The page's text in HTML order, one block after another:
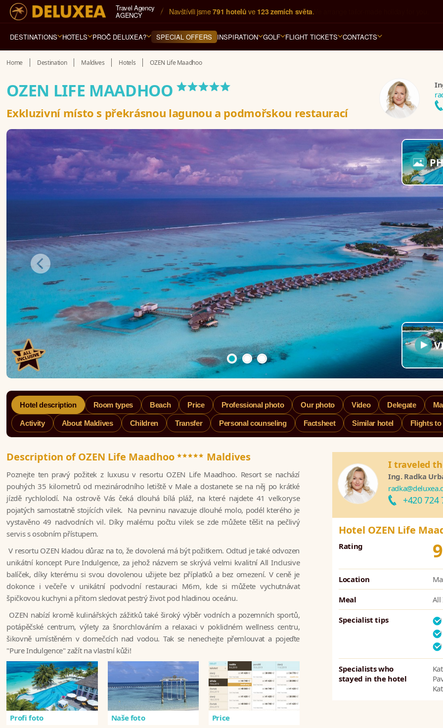
Travel Agency
AGENCY Navštívili jsme 791 hotelů ve 123 zemích světa.
DESTINATIONS HOTELS PROČ DELUXEA? SPECIAL OFFERS INSPIRATION GOLF FLIGHT TICKETS CONTACTS
Home Destination Maldives Hotels OZEN Life Maadhoo
OZEN LIFE MAADHOO*****
Exkluzivní místo s překrásnou lagunou a podmořskou restaurací
Hotel description Room types Beach Price Professional photo Our photo Video Delegate
Activity About Maldives Children Transfer Personal counseling Factsheet Similar hotel Flights to
I traveled
Ing. Radka
+420 724
Hotel OZEN Life
Rating
Location
Meal
Specialist tips
Specialists who
stayed in the hotel
Description of OZEN Life Maadhoo***** Maldives
Poznejte ten pravý požitek z luxusu v resortu OZEN Life Maadhoo. Resort se nachází
pouhých 35 kilometrů od mezinárodního letiště v Male a dostanete se na něj po krátké
jízdě rychlolodí. Na ostrově Vás čeká dlouhá bílá pláž, na které najdete 41 velkoryse
pojatých samostatně stojících vilek. Na pevninu navazuje dlouhé molo, podél kterého je
vystavěno 49 nadvodních vil. Díky malému počtu vilek se zde můžete těšit na pečlivý
servis s osobním přístupem.
V resortu OZEN kladou důraz na to, že dovolená má být požitkem. Odtud je také odvozen
unikátní koncept Pure Indulgence, za jehož názvem se skrývá velmi kvalitní All Inclusive
balíček, díky kterému si svou dovolenou užijete bez příplatků a bez omezení. V ceně je
dokonce i večeře v unikátní podvodní restauraci M6m, kde si můžete vychutnávat
špičkovou kuchyni a přitom sledovat pestrý život pod hladinou oceánu.
OZEN nabízí kromě kulinářských zážitků také široký výběr vodních a pozemních sportů,
potápěčské centrum, výlety za šnorchlováním a relaxaci v poklidném wellness centru,
šikovně umístěném v domečcích nad vodou. Tak se nenechejte přemlouvat a pojeďte
"Pure Indulgence" zažít na vlastní kůži!
Profi foto Naše foto Price